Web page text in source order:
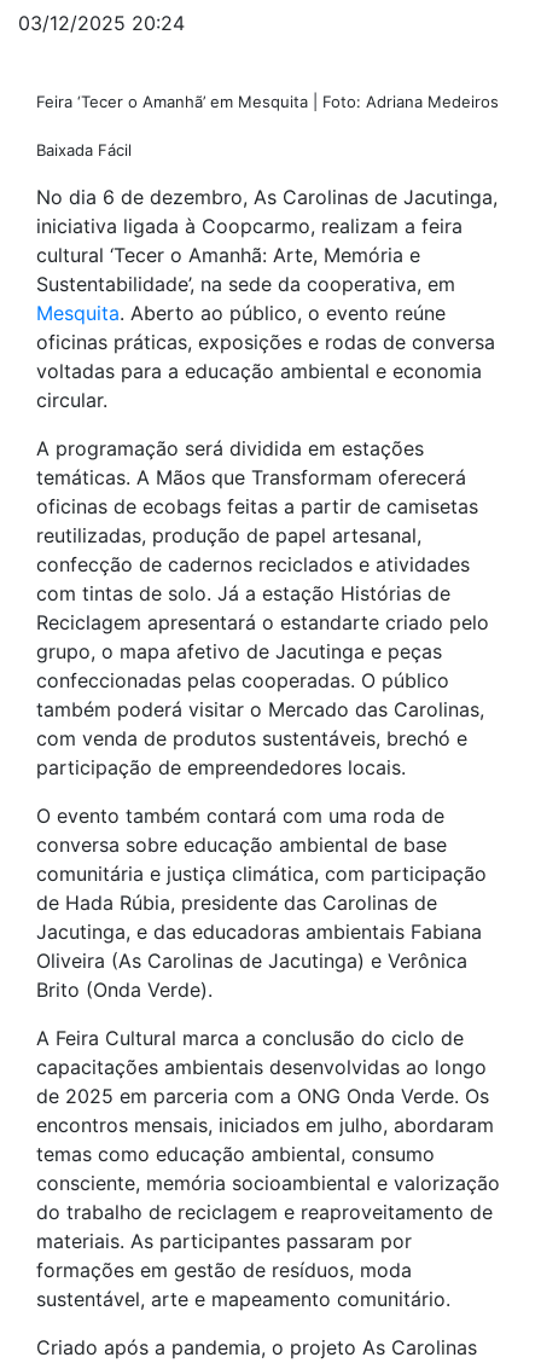
03/12/2025 20:24
Feira ‘Tecer o Amanhã’ em Mesquita | Foto: Adriana Medeiros
Baixada Fácil
No dia 6 de dezembro, As Carolinas de Jacutinga,
iniciativa ligada à Coopcarmo, realizam a feira
cultural ‘Tecer o Amanhã: Arte, Memória e
Sustentabilidade’, na sede da cooperativa, em
Mesquita. Aberto ao público, o evento reúne
oficinas práticas, exposições e rodas de conversa
voltadas para a educação ambiental e economia
circular.
A programação será dividida em estações
temáticas. A Mãos que Transformam oferecerá
oficinas de ecobags feitas a partir de camisetas
reutilizadas, produção de papel artesanal,
confecção de cadernos reciclados e atividades
com tintas de solo. Já a estação Histórias de
Reciclagem apresentará o estandarte criado pelo
grupo, o mapa afetivo de Jacutinga e peças
confeccionadas pelas cooperadas. O público
também poderá visitar o Mercado das Carolinas,
com venda de produtos sustentáveis, brechó e
participação de empreendedores locais.
O evento também contará com uma roda de
conversa sobre educação ambiental de base
comunitária e justiça climática, com participação
de Hada Rúbia, presidente das Carolinas de
Jacutinga, e das educadoras ambientais Fabiana
Oliveira (As Carolinas de Jacutinga) e Verônica
Brito (Onda Verde).
A Feira Cultural marca a conclusão do ciclo de
capacitações ambientais desenvolvidas ao longo
de 2025 em parceria com a ONG Onda Verde. Os
encontros mensais, iniciados em julho, abordaram
temas como educação ambiental, consumo
consciente, memória socioambiental e valorização
do trabalho de reciclagem e reaproveitamento de
materiais. As participantes passaram por
formações em gestão de resíduos, moda
sustentável, arte e mapeamento comunitário.
Criado após a pandemia, o projeto As Carolinas